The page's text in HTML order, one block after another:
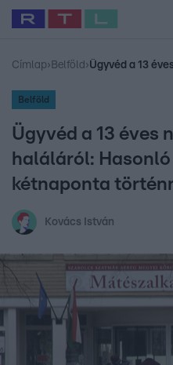
Legfrissebb RTL Híradó
Babits Marcella
Címlap› Belföld ›
Belföld
Ügyvéd a 13 éves
haláláról:
kétnaponta
Kovács István